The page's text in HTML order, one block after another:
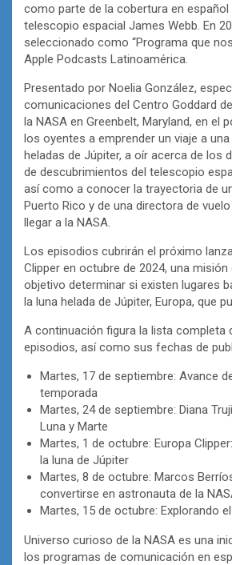
como parte de la cobertura en español
telescopio espacial James Webb. En
seleccionado como “Programa que
Apple Podcasts Latinoamérica.
Presentado por Noelia González,
comunicaciones del Centro Goddard
la NASA en Greenbelt, Maryland, en el
los oyentes a emprender un viaje a
heladas de Júpiter, a oír acerca de los
de descubrimientos del telescopio
así como a conocer la trayectoria de
Puerto Rico y de una directora de
llegar a la NASA.
Los episodios cubrirán el próximo
Clipper en octubre de 2024, una
objetivo determinar si existen lugares
la luna helada de Júpiter, Europa, que
A continuación figura la lista completa
episodios, así como sus fechas de
Martes, 17 de septiembre: Avance
temporada
Martes, 24 de septiembre: Diana
Luna y Marte
Martes, 1 de octubre: Europa
la luna de Júpiter
Martes, 8 de octubre: Marcos
convertirse en astronauta de la
Martes, 15 de octubre: Explorando
Universo curioso de la NASA es una
los programas de comunicación en